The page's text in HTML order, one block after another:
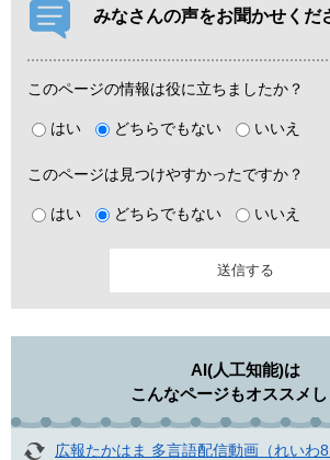
みなさんの声をお聞かせくだ
このページの情報は役に立ちましたか？
はい どちらでもない いいえ
このページは見つけやすかったですか？
はい どちらでもない いいえ
AI(人工知能)は
こんなページもオススメ
広報たかはま 多言語配信動画（れいわ8